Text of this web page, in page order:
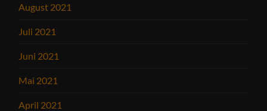
August 2021
Juli 2021
Juni 2021
Mai 2021
April 2021